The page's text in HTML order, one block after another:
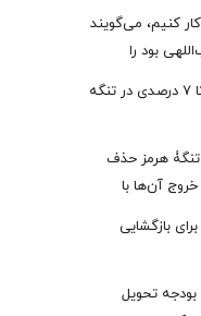
کار کنیم، می‌گویند
بود را
مذاکرات ایران و عمان برای تعیین تعرفه ۳ تا ۷ درصدی در تنگه
تنگۀ هرمز حذف
آن‌ها با
برای گذر از
بازگشایی
همت کسری بودجه تحویل